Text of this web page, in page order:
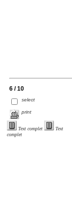
6 / 10
select
print
Text complet
Text
complet